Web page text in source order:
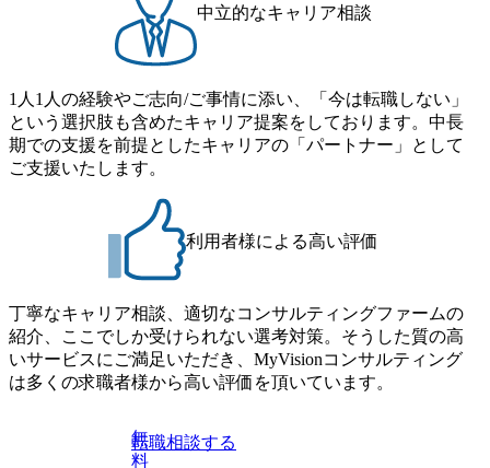
みを行うプロフェッショナルチームです。 今回1day選考対
象となるポジションは下記となります。 ・コンサルタント
(調達改革・設備O&M)【SCS SU】 ・コンサルタント(ECM/
流改革/需給プロセス改革)【SSC SU】 ・SCM/ECMデータ・
プロセス分析・AI活用_Sustainable SCM Strategy Unit(Strategy
Consultant職)≪東京・大阪≫ ・コンサルタント(SCS SUオー
プンポジション)【SCS SU】 ※当日は全体での会社説明な
どはなく、個別選考のみの実施を予定しています ※1名あた
りの拘束時間は1時間～最大2時間半程度を想定しています
※1次面接と最終面接の間をなるべく空けないよう調整して
おりますが、調整が叶わないケースもございます オンライ
ン 書類選考通過者
にはWebテストを8月20日までに受験いただきます ・8月21
日までにプログラム参加者をご案内します ・初回プログラ
ム : 8月29日(土)10:00～13:30 @ベイン東京オフィス(六本木)
・プログラム期間中はコンサルタントとの食事会、プロジ
ェクトのご紹介、ケースワークショップなどを実施します
・10月17日(土)開催の選考会にて採用面接を実施する予定で
す ※ご都合が合わない方は別途調整いたします 初回プロ
ラインまたはオフラインの実施 ※東京オフィスのみのご応
募となります。他オフィス希望を含めたご応募はお受けい
たしかねますのでご了承ください ● フルタイムでの職務経
歴を2年以上お持ちの方で、東京オフィスのコンサルタント
ポジションに応募意思がある方 ● 英語・日本語ともにビジ
ネスレベルの方 ※日本語が母国語でない方は日本語能力
試験N1またはそれ相当の上級レベルの日本語力(会話・読解
力)
中立的なキャリア相談
1人1人の経験やご志向/ご事情に添い、「今は転職しない」
という選択肢も含めたキャリア提案をしております。中長
期での支援を前提としたキャリアの「パートナー」として
ご支援いたします。
利用者様による高い評価
丁寧なキャリア相談、適切なコンサルティングファームの
紹介、ここでしか受けられない選考対策。そうした質の高
いサービスにご満足いただき、MyVisionコンサルティング
は多くの求職者様から高い評価を頂いています。
無
料
転職相談する